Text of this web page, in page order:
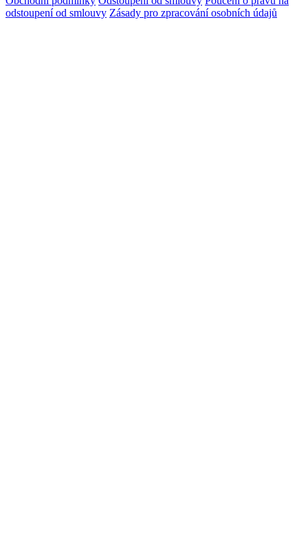
odstoupení od smlouvy Zásady pro zpracování osobních údajů